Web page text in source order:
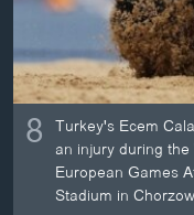
8 Turkey's Ecem
an injury during
European Games
Stadium in